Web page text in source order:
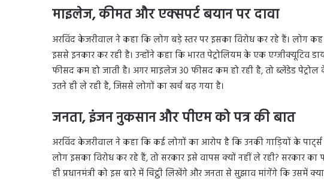
माइलेज,कीमत और एक्सपर्ट बयान पर दावा
अरविंद केजरीवाल ने कहा कि लोग बड़े स्तर पर इसका विरोध कर रहे हैं। लोग
इससे इनकार कर रही है। उन्होंने कहा कि भारत पेट्रोलियम के एक एग्जीक्यूटिव
फीसद कम हो जाती है। अगर माइलेज 30 फीसद कम हो रही है, तो ब्लेंडेड
उतने ही ले रही है, जिससे लोगों का खर्च बढ़ गया है।
जनता,इंजन नुकसान और पीएम को पत्र की बात
अरविंद केजरीवाल ने कहा कि कई लोगों का आरोप है कि उनकी गाड़ियों के
लोग इसका विरोध कर रहे हैं, तो सरकार इसे वापस क्यों नहीं ले रही? सरकार
ही प्रधानमंत्री को इस बारे में चिट्ठी लिखेंगे और जनता से सुझाव मांगेंगे कि उसमें